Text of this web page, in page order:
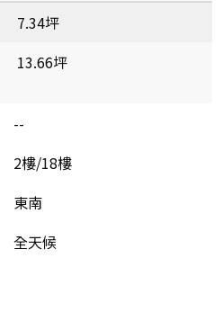
7.34坪
13.66坪
--
2樓/18樓
東南
全天候